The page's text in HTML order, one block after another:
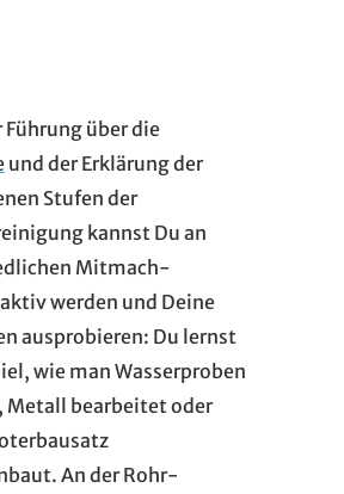
Führung über die
und der Erklärung der
Stufen der
kannst Du an
Mitmach-
werden und Deine
ausprobieren: Du lernst
wie man Wasserproben
Metall bearbeitet oder
An der Rohr-